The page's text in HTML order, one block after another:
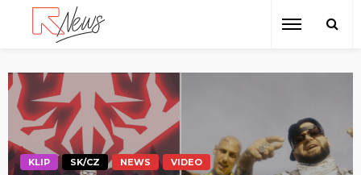
KLIP SK/CZ NEWS VIDEO